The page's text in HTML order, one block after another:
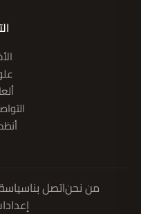
من نحناتصل بنا